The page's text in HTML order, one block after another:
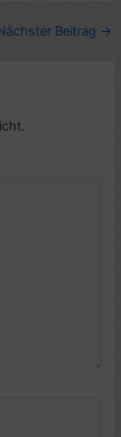
Beitrag →